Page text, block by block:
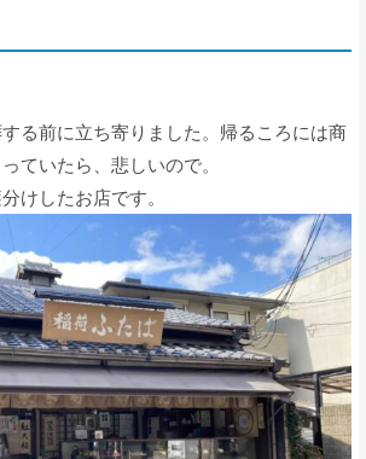
る前に立ち寄りました。帰るころには商
ていたら、悲しいので。
けしたお店です。